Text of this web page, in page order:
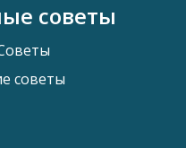
советы
советы